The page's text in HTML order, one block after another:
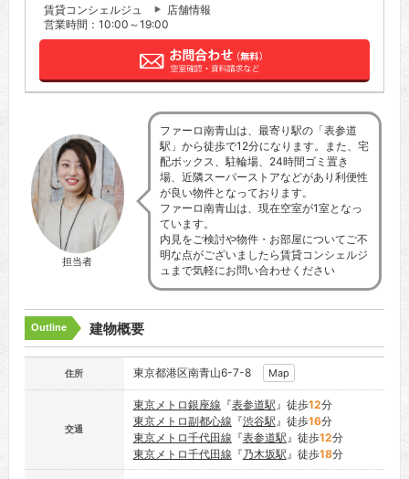
賃貸コンシェルジュ
店舗情報
営業時間：10:00～19:00
担当者
ファーロ南青山は、最寄り駅の「表参道
駅」から徒歩で12分になります。また、宅
配ボックス、駐輪場、24時間ゴミ置き
場、近隣スーパーストアなどがあり利便性
が良い物件となっております。
ファーロ南青山は、現在空室が1室となっ
ています。
内見をご検討や物件・お部屋についてご不
明な点がございましたら賃貸コンシェルジ
ュまで気軽にお問い合わせください
Outline 建物概要
住所 東京都港区南青山6-7-8 Map
交通
東京メトロ銀座線 『表参道駅』徒歩12分
東京メトロ副都心線 『渋谷駅』徒歩16分
東京メトロ千代田線 『表参道駅』徒歩12分
東京メトロ千代田線 『乃木坂駅』徒歩18分